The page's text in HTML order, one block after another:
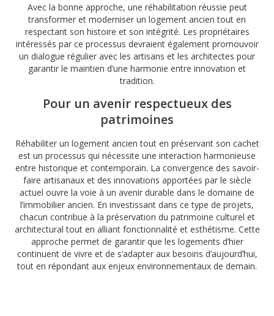
Avec la bonne approche, une réhabilitation réussie peut
transformer et moderniser un logement ancien tout en
respectant son histoire et son intégrité. Les propriétaires
intéressés par ce processus devraient également promouvoir
un dialogue régulier avec les artisans et les architectes pour
garantir le maintien d’une harmonie entre innovation et
tradition.
Pour un avenir respectueux des
patrimoines
Réhabiliter un logement ancien tout en préservant son cachet
est un processus qui nécessite une interaction harmonieuse
entre historique et contemporain. La convergence des savoir-
faire artisanaux et des innovations apportées par le siècle
actuel ouvre la voie à un avenir durable dans le domaine de
l’immobilier ancien. En investissant dans ce type de projets,
chacun contribue à la préservation du patrimoine culturel et
architectural tout en alliant fonctionnalité et esthétisme. Cette
approche permet de garantir que les logements d’hier
continuent de vivre et de s’adapter aux besoins d’aujourd’hui,
tout en répondant aux enjeux environnementaux de demain.